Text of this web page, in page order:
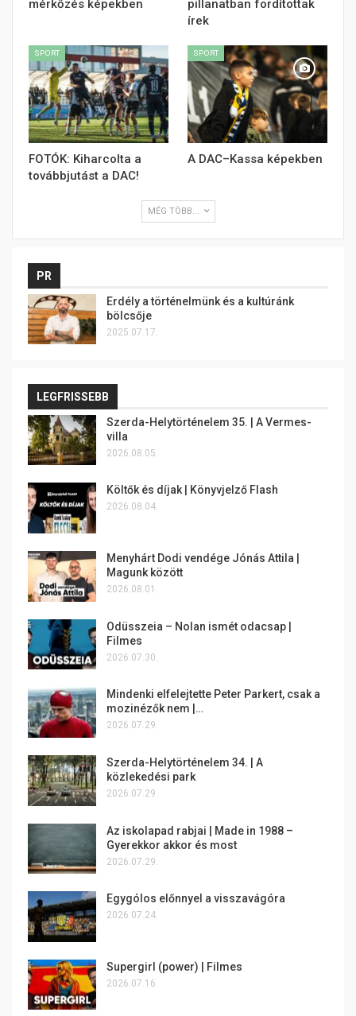
mérkőzés képekben
pillanatban fordítottak
írek
SPORT
FOTÓK: Kiharcolta a
továbbjutást a DAC!
SPORT
A DAC–Kassa képekben
MÉG TÖBB...
PR
Erdély a történelmünk és a kultúránk
bölcsője
2025.07.17.
LEGFRISSEBB
Szerda-Helytörténelem 35. | A Vermes-
villa
2026.08.05.
Költők és díjak | Könyvjelző Flash
2026.08.04.
Menyhárt Dodi vendége Jónás Attila |
Magunk között
2026.08.01.
Odüsszeia – Nolan ismét odacsap |
Filmes
2026.07.30.
Mindenki elfelejtette Peter Parkert, csak a
mozinézők nem |…
2026.07.29.
Szerda-Helytörténelem 34. | A
közlekedési park
2026.07.29.
Az iskolapad rabjai | Made in 1988 –
Gyerekkor akkor és most
2026.07.29.
Egygólos előnnyel a visszavágóra
2026.07.24.
Supergirl (power) | Filmes
2026.07.16.